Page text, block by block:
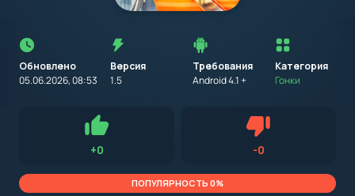
Обновлено
05.06.2026, 08:53
Версия
1.5
Требования
Android 4.1 +
установкой
приложения
на
устройство
с
указываем
минимальные
Категория
Гонки
обращать внимание на установленную версию Android
OS. Мы указываем минимально необходимую версию для
+0Нравится -0Не нравится
ПОПУЛЯРНОСТЬ 0%